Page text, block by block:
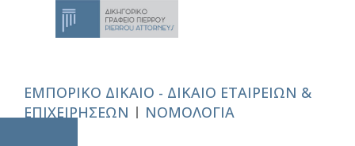
ΕΜΠΟΡΙΚΟ ΔΙΚΑΙΟ - ΔΙΚΑΙΟ ΕΤΑΙΡΕΙΩΝ &
ΕΠΙΧΕΙΡΗΣΕΩΝ
ΝΟΜΟΛΟΓΙΑ